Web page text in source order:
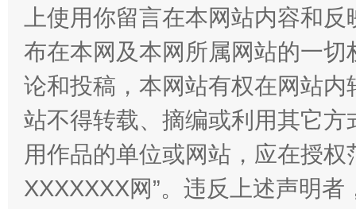
国家大学科技园优化重塑工作
上使用你留言在本网站内容和
布在本网及本网所属网站的一
论和投稿，本网站有权在网站
站不得转载、摘编或利用其它
用作品的单位或网站，应在授
XXXXXXX网”。违反上述声明